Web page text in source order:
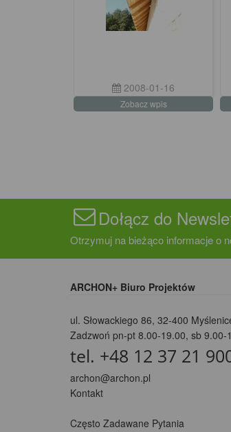
2008-01-16
Zobacz wpis
Dołącz do
Otrzymuj na bieżąco informacje o
ARCHON+ Biuro Projektów
ul. Słowackiego 86, 32-400
Zadzwoń pn-pt 8.00-19.00, sb 9.00-
tel. +48 12 37 21
archon@archon.pl
Kontakt
Często Zadawane Pytania